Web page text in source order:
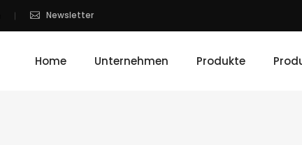
Newsletter
Home Unternehmen Produkte